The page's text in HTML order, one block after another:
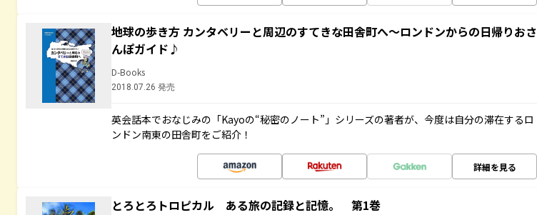
地球の歩き方 カンタベリーと周辺のすてきな田舎町へ～ロンドンからの日帰りおさ
んぽガイド♪
D-Books
2018.07.26 発売
英会話本でおなじみの「Kayoの“秘密のノート”」シリーズの著者が、今度は自分の滞在するロ
ンドン南東の田舎町をご紹介！
詳細を見る
とろとろトロピカル ある旅の記録と記憶。 第1巻